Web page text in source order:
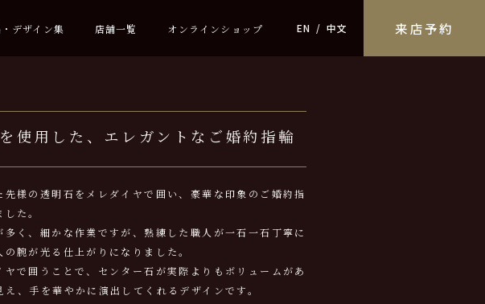
来店予約
デザイン集 店舗一覧 オンラインショップ EN 中文
使用した、エレガントなご婚約指輪
様の透明石をメレダイヤで囲い、豪華な印象のご婚約指
た。
く、細かな作業ですが、熟練した職人が一石一石丁寧に
の腕が光る仕上がりになりました。
で囲うことで、センター石が実際よりもボリュームがあ
え、手を華やかに演出してくれるデザインです。